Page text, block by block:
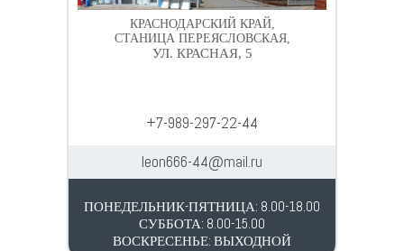
КРАСНОДАРСКИЙ КРАЙ,
СТАНИЦА ПЕРЕЯСЛОВСКАЯ,
УЛ. КРАСНАЯ, 5
+7-989-297-22-44
leon666-44@mail.ru
ПОНЕДЕЛЬНИК-ПЯТНИЦА: 8.00-18.00
СУББОТА: 8.00-15.00
ВОСКРЕСЕНЬЕ: ВЫХОДНОЙ